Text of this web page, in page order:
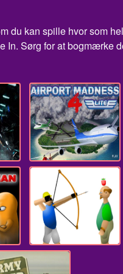
du kan spille hvor som
Sørg for at bogmærke